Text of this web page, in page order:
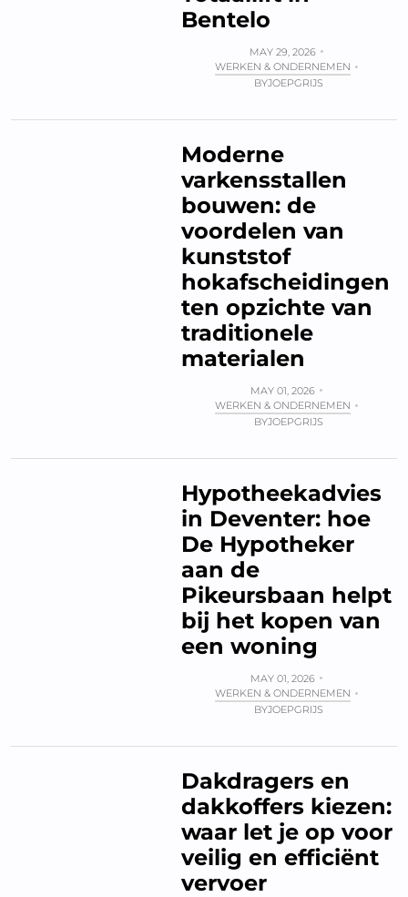
Bentelo
MAY 29, 2026
WERKEN & ONDERNEMEN
BYJOEPGRIJS
Moderne
varkensstallen
bouwen: de
voordelen van
kunststof
hokafscheidingen
ten opzichte van
traditionele
materialen
MAY 01, 2026
WERKEN & ONDERNEMEN
BYJOEPGRIJS
Hypotheekadvies
in Deventer: hoe
De Hypotheker
aan de
Pikeursbaan helpt
bij het kopen van
een woning
MAY 01, 2026
WERKEN & ONDERNEMEN
BYJOEPGRIJS
Dakdragers en
dakkoffers kiezen:
waar let je op voor
veilig en efficiënt
vervoer